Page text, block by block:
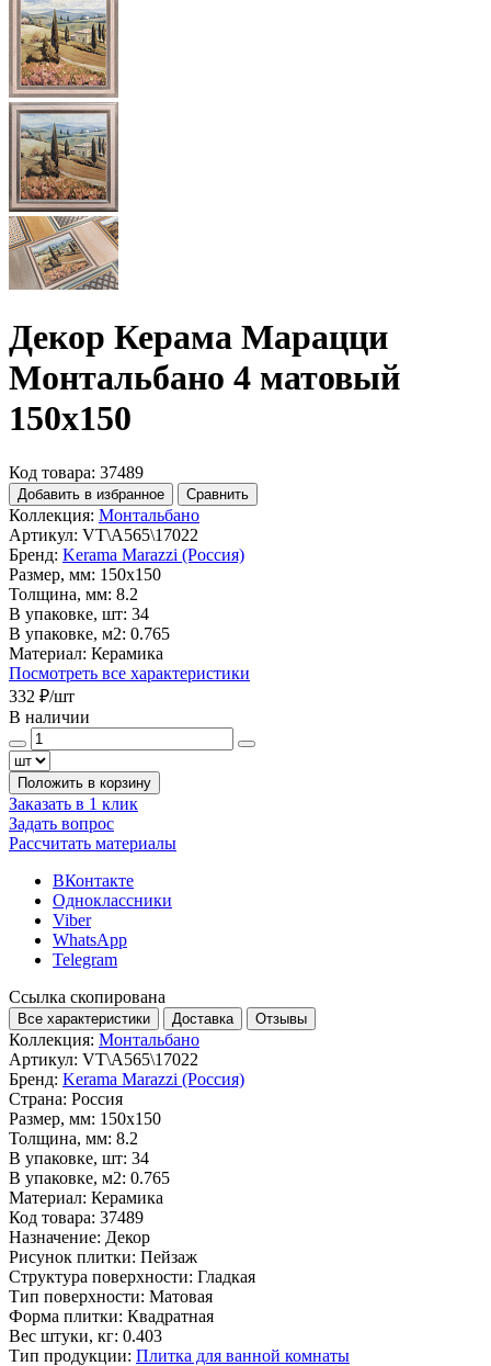
Декор Керама Марацци
Монтальбано 4 матовый
150x150
Код товара: 37489
Добавить в избранное Сравнить
Коллекция: Монтальбано
Артикул: VT\A565\17022
Бренд: Kerama Marazzi (Россия)
Размер, мм: 150x150
Толщина, мм: 8.2
В упаковке, шт: 34
В упаковке, м2: 0.765
Материал: Керамика
Посмотреть все характеристики
332 ₽/шт
В наличии
Положить в корзину
Заказать в 1 клик
Задать вопрос
Рассчитать материалы
ВКонтакте
Одноклассники
Viber
WhatsApp
Telegram
Ссылка скопирована
Все характеристики Доставка Отзывы
Коллекция: Монтальбано
Артикул: VT\A565\17022
Бренд: Kerama Marazzi (Россия)
Страна: Россия
Размер, мм: 150x150
Толщина, мм: 8.2
В упаковке, шт: 34
В упаковке, м2: 0.765
Материал: Керамика
Код товара: 37489
Назначение: Декор
Рисунок плитки: Пейзаж
Структура поверхности: Гладкая
Тип поверхности: Матовая
Форма плитки: Квадратная
Вес штуки, кг: 0.403
Тип продукции: Плитка для ванной комнаты